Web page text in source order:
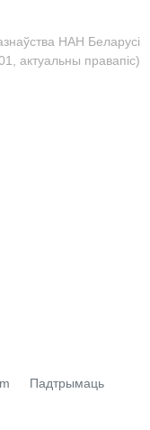
НАН Беларусі
актуальны правапіс)
Падтрымаць